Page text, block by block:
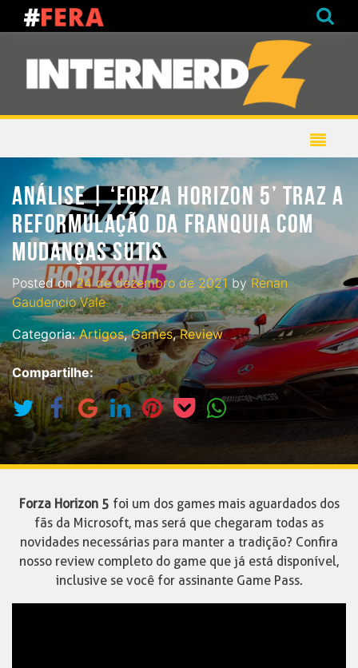
ANÁLISE | ‘FORZA HORIZON 5’ TRAZ A
REFORMULAÇÃO DA FRANQUIA COM
MUDANÇAS SUTIS
Posted on24 de dezembro de 2021by Renan
Gaudencio Vale
Categoria:Artigos,Games,Review
Compartilhe:
Forza Horizon 5 foi um dos games mais aguardados dos
fãs da Microsoft, mas será que chegaram todas as
novidades necessárias para manter a tradição? Confira
nosso review completo do game que já está disponível,
inclusive se você for assinante Game Pass.